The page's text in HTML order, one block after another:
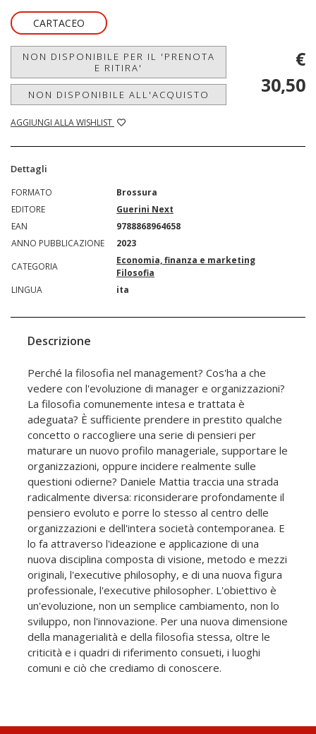
CARTACEO
NON DISPONIBILE PER IL 'PRENOTA
E RITIRA'
NON DISPONIBILE ALL'ACQUISTO
AGGIUNGI ALLA WISHLIST
€
30,50
Dettagli
FORMATO
Brossura
EDITORE
Guerini Next
EAN
9788868964658
ANNO PUBBLICAZIONE
2023
CATEGORIA
Economia, finanza e marketing
Filosofia
LINGUA
ita
Descrizione
Perché la filosofia nel management? Cos'ha a che
vedere con l'evoluzione di manager e organizzazioni?
La filosofia comunemente intesa e trattata è
adeguata? È sufficiente prendere in prestito qualche
concetto o raccogliere una serie di pensieri per
maturare un nuovo profilo manageriale, supportare le
organizzazioni, oppure incidere realmente sulle
questioni odierne? Daniele Mattia traccia una strada
radicalmente diversa: riconsiderare profondamente il
pensiero evoluto e porre lo stesso al centro delle
organizzazioni e dell'intera società contemporanea. E
lo fa attraverso l'ideazione e applicazione di una
nuova disciplina composta di visione, metodo e mezzi
originali, l'executive philosophy, e di una nuova figura
professionale, l'executive philosopher. L'obiettivo è
un'evoluzione, non un semplice cambiamento, non lo
sviluppo, non l'innovazione. Per una nuova dimensione
della managerialità e della filosofia stessa, oltre le
criticità e i quadri di riferimento consueti, i luoghi
comuni e ciò che crediamo di conoscere.